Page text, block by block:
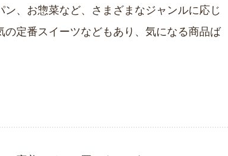
、お惣菜など、さまざまなジャンルに応じ
定番スイーツなどもあり、気になる商品ば